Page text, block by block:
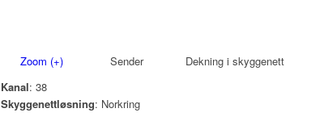
Zoom (+) Sender
Dekning i skyggenett
Kanal: 38
Skyggenettløsning: Norkring